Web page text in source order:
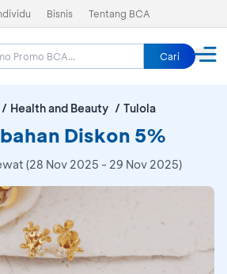
Bisnis Tentang BCA
Cari
Health and Beauty Tulola
Diskon 5%
(28 Nov 2025 - 29 Nov 2025)